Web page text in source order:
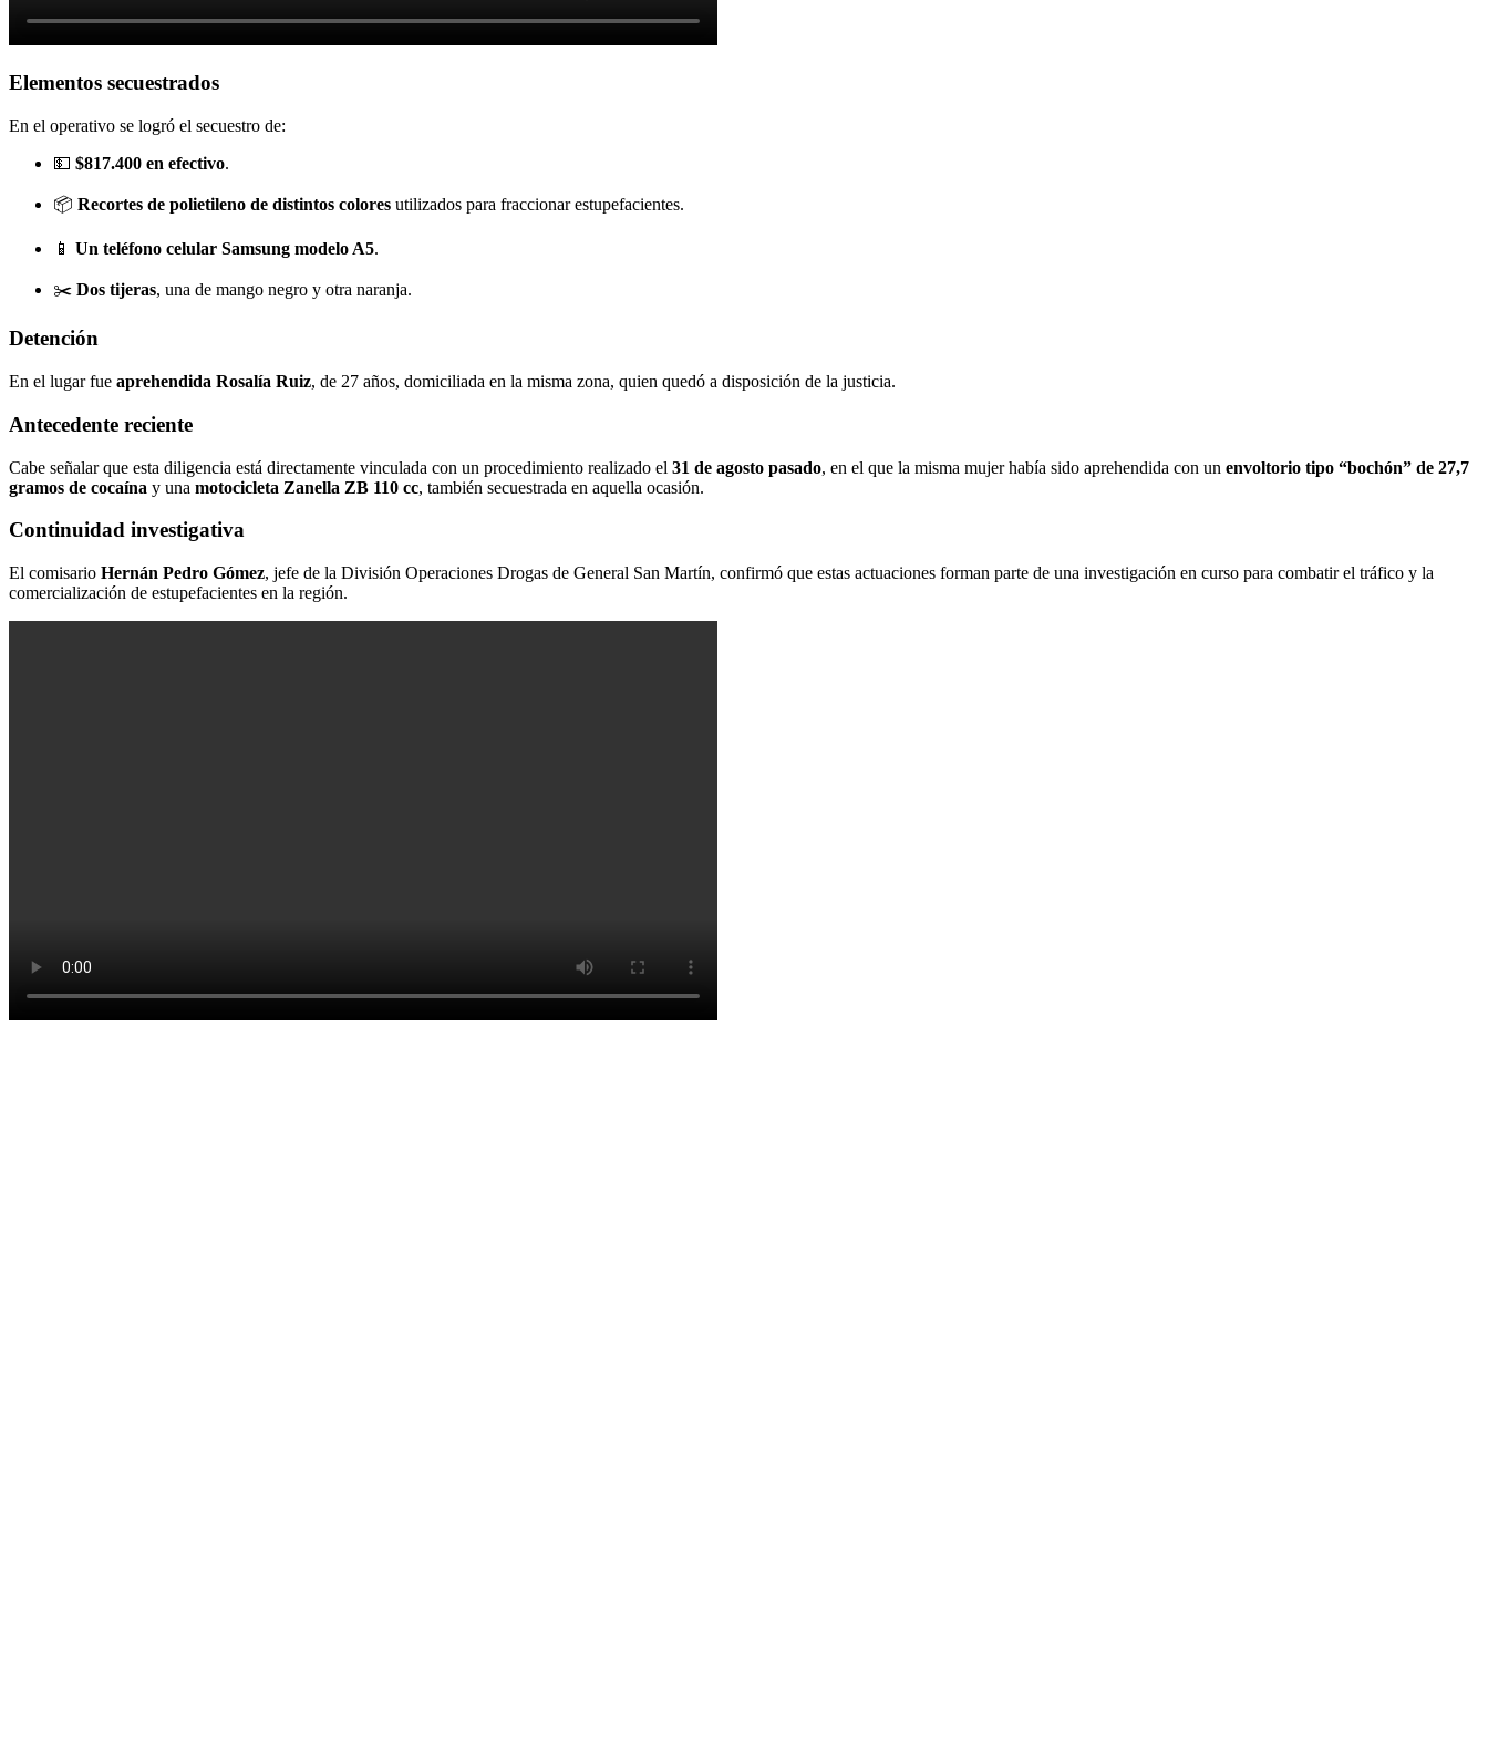
Elementos secuestrados
En el operativo se logró el secuestro de:
💵 $817.400 en efectivo.
📦 Recortes de polietileno de distintos colores utilizados para fraccionar estupefacientes.
📱 Un teléfono celular Samsung modelo A5.
✂️ Dos tijeras, una de mango negro y otra naranja.
Detención
En el lugar fue aprehendida Rosalía Ruiz, de 27 años, domiciliada en la misma zona, quien quedó a disposición de la justicia.
Antecedente reciente
Cabe señalar que esta diligencia está directamente vinculada con un procedimiento realizado el 31 de agosto pasado, en el que la misma mujer había sido aprehendida con un envoltorio tipo “bochón” de 27,7
gramos de cocaína y una motocicleta Zanella ZB 110 cc, también secuestrada en aquella ocasión.
Continuidad investigativa
El comisario Hernán Pedro Gómez, jefe de la División Operaciones Drogas de General San Martín, confirmó que estas actuaciones forman parte de una investigación en curso para combatir el tráfico y la
comercialización de estupefacientes en la región.